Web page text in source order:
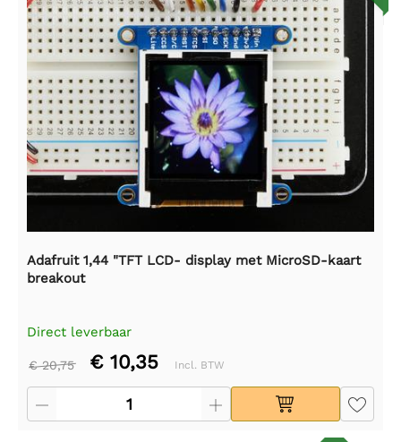
Adafruit 1,44 "TFT LCD- display met MicroSD-kaart
breakout
Direct leverbaar
€ 20,75 € 10,35 Incl. BTW